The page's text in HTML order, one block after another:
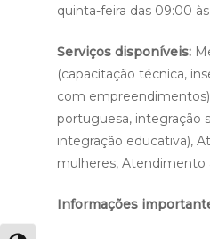
quinta-feira das 09:00
Serviços disponíveis:
(capacitação técnica,
com
portuguesa, integração
integração educativa),
mulheres, Atendimento
Informações